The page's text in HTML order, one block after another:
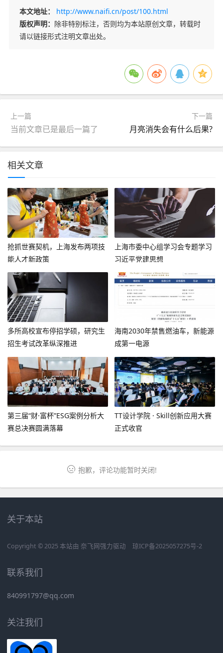
本文地址：
http://www.naifi.cn/post/100.html
版权声明： 除非特别标注，否则均为本站原创文章，转载时
请以链接形式注明文章出处。
上一篇
当前文章已是最后一篇了
下一篇
月亮消失会有什么后果?
相关文章
抢抓世赛契机，上海发布两项技
能人才新政策
上海市委中心组学习会专题学习
习近平党建思想
多所高校宣布停招学硕，研究生
招生考试改革纵深推进
海南2030年禁售燃油车，新能源
成第一电源
第三届“财·富杯”ESG案例分析大
赛总决赛圆满落幕
TT设计学院 · Skill创新应用大赛
正式收官
抱歉，评论功能暂时关闭!
关于本站
Copyright © 2025 本站由 奈飞网强力驱动 琼ICP备2025057275号-2
联系我们
840991797@qq.com
关注我们